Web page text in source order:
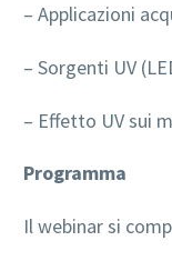
– Applicazioni
– Sorgenti UV
– Effetto UV sui
Programma
Il webinar si